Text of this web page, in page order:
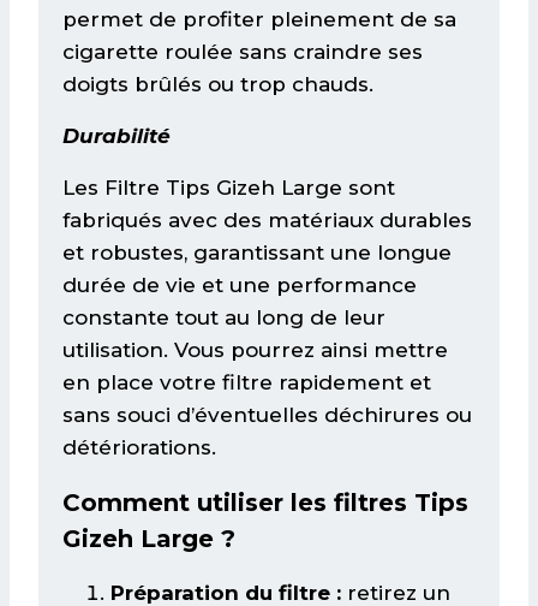
permet de profiter pleinement de sa
cigarette roulée sans craindre ses
doigts brûlés ou trop chauds.
Durabilité
Les Filtre Tips Gizeh Large sont
fabriqués avec des matériaux durables
et robustes, garantissant une longue
durée de vie et une performance
constante tout au long de leur
utilisation. Vous pourrez ainsi mettre
en place votre filtre rapidement et
sans souci d’éventuelles déchirures ou
détériorations.
Comment utiliser les filtres Tips
Gizeh Large ?
Préparation du filtre : retirez un